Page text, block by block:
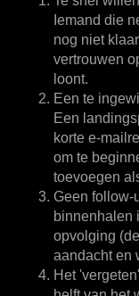
Iemand die
nog niet
vertrouwen
loont.
Een te
Een
korte e-
om te
toevoegen
Geen follow-
binnenhalen
opvolging
aandacht en
Het